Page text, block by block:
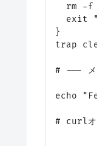
rm -f
exit
}
trap
# --- メ
echo
# curlオ